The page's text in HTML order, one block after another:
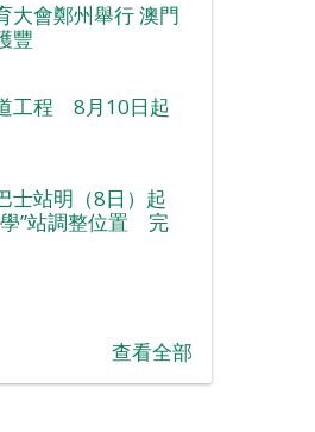
大會鄭州舉行 澳門
豐
工程 8月10日起
士站明（8日）起
”站調整位置 完
查看全部